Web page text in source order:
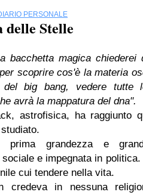
PERSONALE
delle Stelle
bacchetta magica chiederei
scoprire cos'è la materia
big bang, vedere tutte
avrà la mappatura del dna".
astrofisica, ha raggiunto
prima grandezza e
e impegnata in
cui tendere nella vita.
credeva in nessuna